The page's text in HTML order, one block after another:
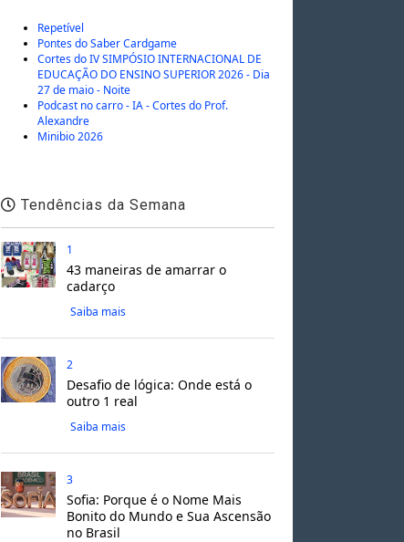
Repetível
Pontes do Saber Cardgame
Cortes do IV SIMPÓSIO INTERNACIONAL DE
EDUCAÇÃO DO ENSINO SUPERIOR 2026 - Dia
27 de maio - Noite
Podcast no carro - IA - Cortes do Prof.
Alexandre
Minibio 2026
Tendências da Semana
1
43 maneiras de amarrar o
cadarço
Saiba mais
2
Desafio de lógica: Onde está o
outro 1 real
Saiba mais
3
Sofia: Porque é o Nome Mais
Bonito do Mundo e Sua Ascensão
no Brasil